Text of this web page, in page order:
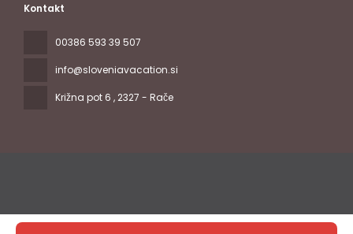
Kontakt
00386 593 39 507
info@sloveniavacation.si
Križna pot 6 , 2327 - Rače